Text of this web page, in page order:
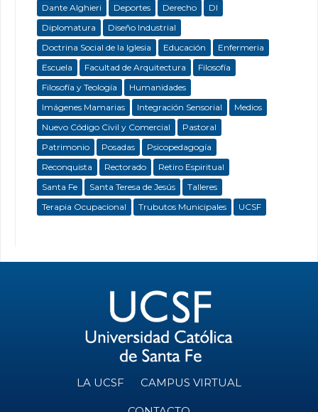
Dante Alghieri
Deportes Derecho
DI
Diplomatura
Diseño Industrial
Doctrina Social de la Iglesia
Educación
Enfermeria
Escuela
Facultad de Arquitectura
Filosofía
Filosofía y Teología
Humanidades
Imágenes Mamarias
Integración Sensorial
Medios
Nuevo Código Civil y Comercial
Pastoral
Patrimonio
Posadas
Psicopedagogía
Reconquista
Rectorado
Retiro Espiritual
Santa Fe
Santa Teresa de Jesús
Talleres
Terapia Ocupacional
Trubutos Municipales UCSF
LA UCSF CAMPUS VIRTUAL